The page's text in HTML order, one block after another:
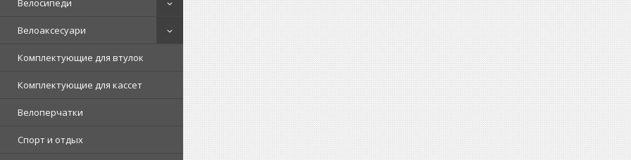
Велосипеди
Велоаксесуари
Комплектующие для втулок
Комплектующие для кассет
Велоперчатки
Спорт и отдых